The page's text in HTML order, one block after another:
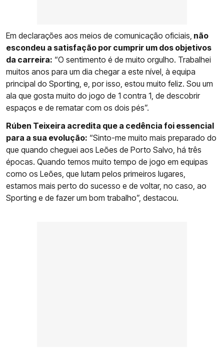
Em declarações aos meios de comunicação oficiais, não
escondeu a satisfação por cumprir um dos objetivos
da carreira: “O sentimento é de muito orgulho. Trabalhei
muitos anos para um dia chegar a este nível, à equipa
principal do Sporting, e, por isso, estou muito feliz. Sou um
ala que gosta muito do jogo de 1 contra 1, de descobrir
espaços e de rematar com os dois pés”.
Rúben Teixeira acredita que a cedência foi essencial
para a sua evolução: “Sinto-me muito mais preparado do
que quando cheguei aos Leões de Porto Salvo, há três
épocas. Quando temos muito tempo de jogo em equipas
como os Leões, que lutam pelos primeiros lugares,
estamos mais perto do sucesso e de voltar, no caso, ao
Sporting e de fazer um bom trabalho”, destacou.